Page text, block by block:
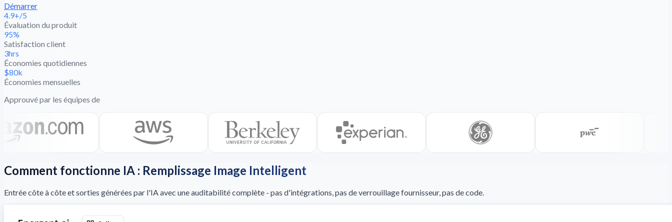
Démarrer
4.9+/5
Évaluation du produit
95%
Satisfaction client
3hrs
Économies quotidiennes
$80k
Économies mensuelles
Approuvé par les équipes de
Comment fonctionne IA : Remplissage Image Intelligent
Entrée côte à côte et sorties générées par l'IA avec une auditabilité complète - pas d'intégrations, pas de verrouillage fournisseur, pas de code.